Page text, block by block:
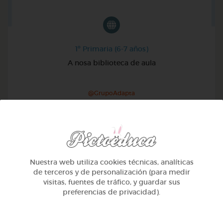
1º Primaria (6-7 años)
A nosa biblioteca de aula
@GrupoAdapta
Nuestra web utiliza cookies técnicas, analíticas
de terceros y de personalización (para medir
visitas, fuentes de tráfico, y guardar sus
preferencias de privacidad).